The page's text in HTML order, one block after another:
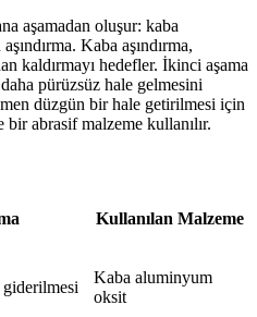
aşamadan oluşur: kaba
Kaba aşındırma,
kaldırmayı hedefler. İkinci aşama
pürüzsüz hale gelmesini
düzgün bir hale getirilmesi için
abrasif malzeme kullanılır.
Kullanılan Malzeme
Kaba aluminyum
oksit